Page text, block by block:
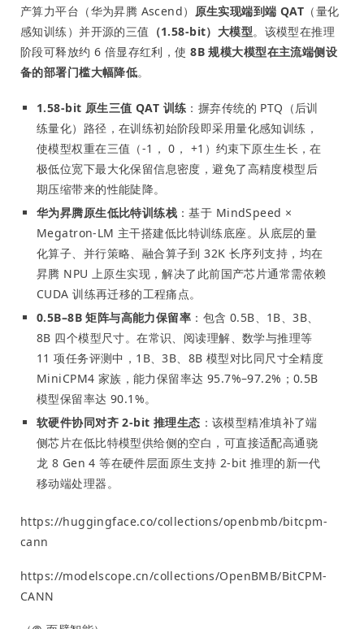
产算力平台（华为昇腾 Ascend） 原生实现端到端 QAT （量化
感知训练）并开源的三值 （1.58-bit）大模型。该模型在推理
阶段可释放约 6 倍显存红利，使8B 规模大模型在主流端侧设
备的部署门槛大幅降低。
1.58-bit 原生三值 QAT 训练 ：摒弃传统的 PTQ（后训
练量化）路径，在训练初始阶段即采用量化感知训练，
使模型权重在三值（-1， 0， +1）约束下原生生长，在
极低位宽下最大化保留信息密度，避免了高精度模型后
期压缩带来的性能陡降。
华为昇腾原生低比特训练栈 ：基于 MindSpeed ×
Megatron-LM 主干搭建低比特训练底座。从底层的量
化算子、并行策略、融合算子到 32K 长序列支持，均在
昇腾 NPU 上原生实现，解决了此前国产芯片通常需依赖
CUDA 训练再迁移的工程痛点。
0.5B–8B 矩阵与高能力保留率 ：包含 0.5B、1B、3B、
8B 四个模型尺寸。在常识、阅读理解、数学与推理等
11 项任务评测中，1B、3B、8B 模型对比同尺寸全精度
MiniCPM4 家族，能力保留率达 95.7%–97.2%；0.5B
模型保留率达 90.1%。
软硬件协同对齐 2-bit 推理生态 ：该模型精准填补了端
侧芯片在低比特模型供给侧的空白，可直接适配高通骁
龙 8 Gen 4 等在硬件层面原生支持 2-bit 推理的新一代
移动端处理器。
https://huggingface.co/collections/openbmb/bitcpm-
cann
https://modelscope.cn/collections/OpenBMB/BitCPM-
CANN